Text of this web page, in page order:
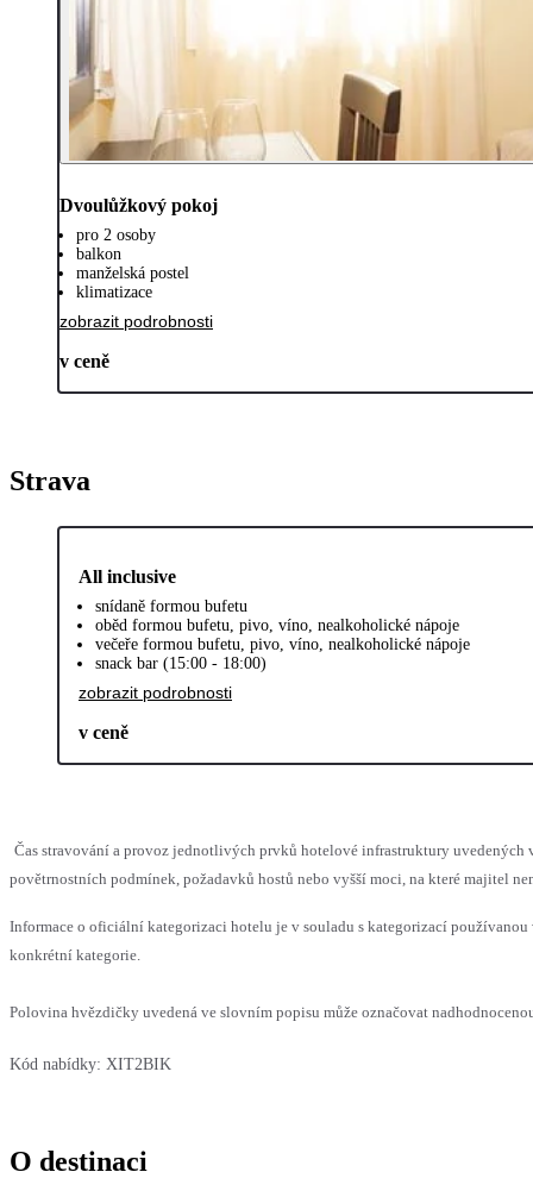
Dvoulůžkový pokoj
pro 2 osoby
balkon
manželská postel
klimatizace
zobrazit podrobnosti
v ceně
Strava
All inclusive
snídaně formou bufetu
oběd formou bufetu, pivo, víno, nealkoholické nápoje
večeře formou bufetu, pivo, víno, nealkoholické nápoje
snack bar (15:00 - 18:00)
zobrazit podrobnosti
v ceně
Čas stravování a provoz jednotlivých prvků hotelové infrastruktury uvedených
povětrnostních podmínek, požadavků hostů nebo vyšší moci, na které majitel
Informace o oficiální kategorizaci hotelu je v souladu s kategorizací
konkrétní kategorie.
Polovina hvězdičky uvedená ve slovním popisu může označovat
Kód nabídky: XIT2BIK
O destinaci